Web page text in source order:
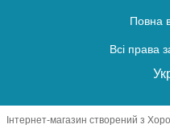
Повна
Всі права
Інтернет-магазин створений з